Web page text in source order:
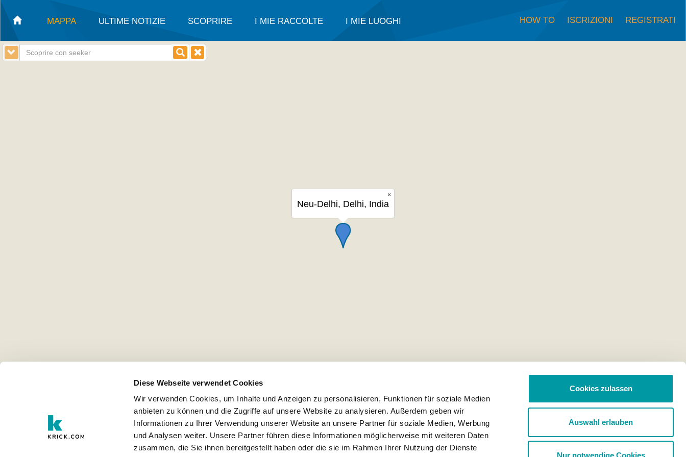
Diese Webseite verwendet Cookies
Wir verwenden Cookies, um Inhalte und Anzeigen zu personalisieren, Funktionen für soziale Medien
anbieten zu können und die Zugriffe auf unsere Website zu analysieren. Außerdem geben wir
Informationen zu Ihrer Verwendung unserer Website an unsere Partner für soziale Medien, Werbung
und Analysen weiter. Unsere Partner führen diese Informationen möglicherweise mit weiteren Daten
zusammen, die Sie ihnen bereitgestellt haben oder die sie im Rahmen Ihrer Nutzung der Dienste
Cookies zulassen
Auswahl erlauben
Nur notwendige Cookies
MAPPA ULTIME NOTIZIE SCOPRIRE I MIE RACCOLTE I MIE LUOGHI HOW TO ISCRIZIONI REGISTRATI
×
Neu-Delhi, Delhi, India